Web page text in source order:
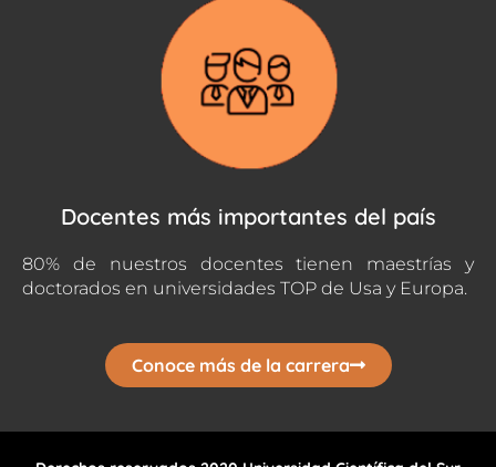
Docentes más importantes del país
80% de nuestros docentes tienen maestrías y
doctorados en universidades TOP de Usa y Europa.
Conoce más de la carrera